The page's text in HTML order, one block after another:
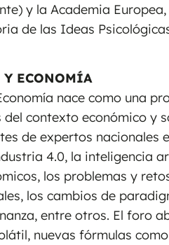
y la Academia
de las Ideas
ECONOMÍA
nace como una
contexto económico y
de expertos nacionales
4.0, la inteligencia
los problemas y
los cambios de
entre otros. El foro
nuevas fórmulas